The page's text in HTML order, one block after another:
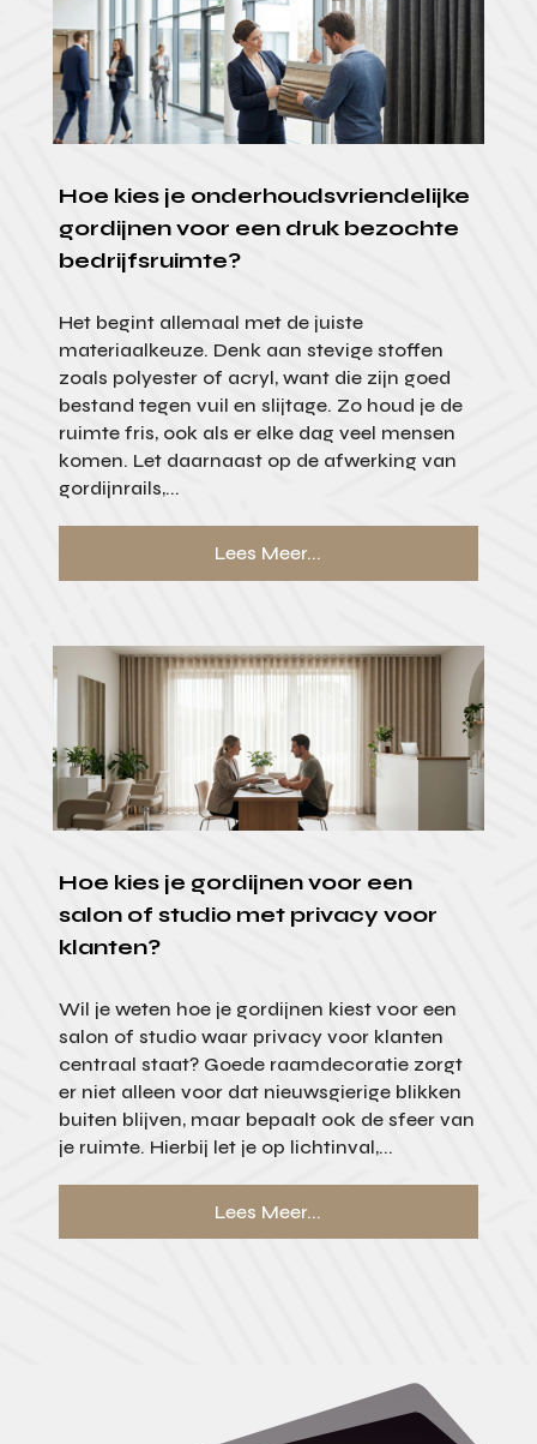
Hoe kies je onderhoudsvriendelijke
gordijnen voor een druk bezochte
bedrijfsruimte?
Het begint allemaal met de juiste
materiaalkeuze. Denk aan stevige stoffen
zoals polyester of acryl, want die zijn goed
bestand tegen vuil en slijtage. Zo houd je de
ruimte fris, ook als er elke dag veel mensen
komen. Let daarnaast op de afwerking van
gordijnrails,...
Lees Meer...
Hoe kies je gordijnen voor een
salon of studio met privacy voor
klanten?
Wil je weten hoe je gordijnen kiest voor een
salon of studio waar privacy voor klanten
centraal staat? Goede raamdecoratie zorgt
er niet alleen voor dat nieuwsgierige blikken
buiten blijven, maar bepaalt ook de sfeer van
je ruimte. Hierbij let je op lichtinval,...
Lees Meer...